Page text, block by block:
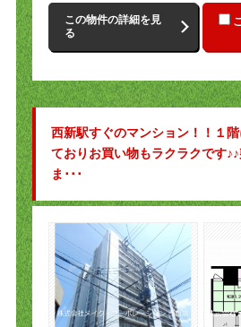
この物件の詳細を見
る
西新駅すぐのマンション！！１
ておりお買い物もラクラクです
ま･･･